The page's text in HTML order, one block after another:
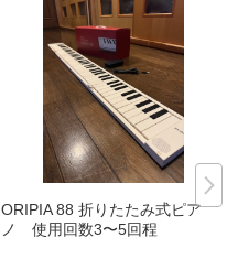
ORIPIA 88 折りたたみ式ピア
ノ 使用回数3〜5回程